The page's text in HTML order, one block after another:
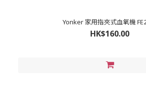
Yonker 家用指夾式血氧機
HK$160.00